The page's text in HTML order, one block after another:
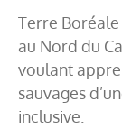
Terre
au Nord du
voulant
sauvages
inclusive.